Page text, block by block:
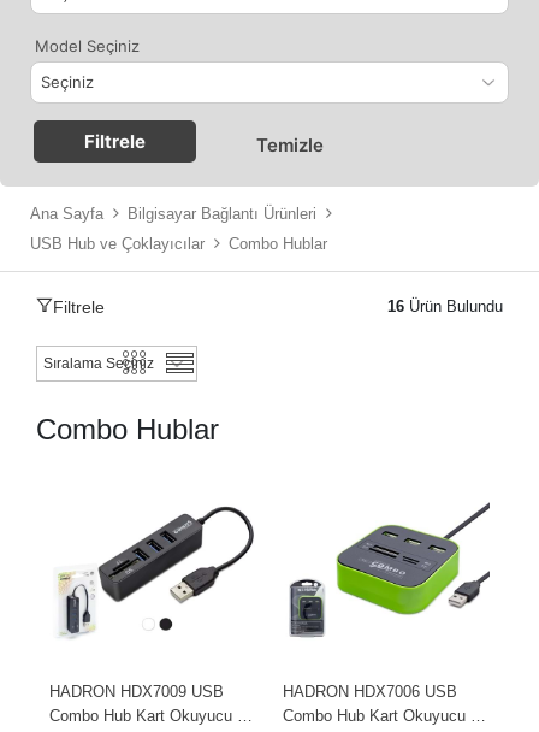
Model Seçiniz
Filtrele Temizle
Ana Sayfa
Bilgisayar Bağlantı Ürünleri
USB Hub ve Çoklayıcılar
Combo Hublar
Filtrele 16 Ürün Bulundu
Combo Hublar
HADRON HDX7009 USB
Combo Hub Kart Okuyucu 5
HADRON HDX7006 USB
Combo Hub Kart Okuyucu 7